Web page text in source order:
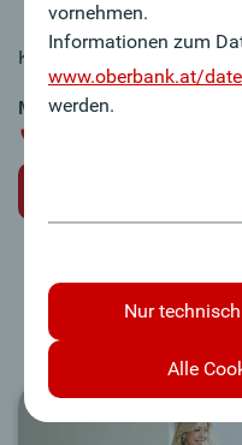
Kontakt und weitere
Mareike Knorr
vornehmen.
Informationen zum
www.oberbank.at/
werden.
Nur
Alle